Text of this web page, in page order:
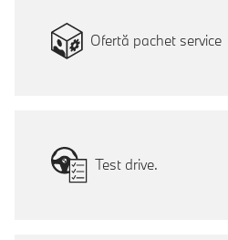
Ofertă pachet service
Test drive.